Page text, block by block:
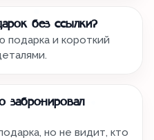
без ссылки?
и короткий
забронировал
но не видит, кто